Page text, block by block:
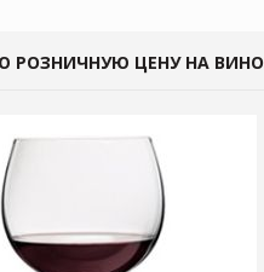
РОЗНИЧНУЮ ЦЕНУ НА ВИНО